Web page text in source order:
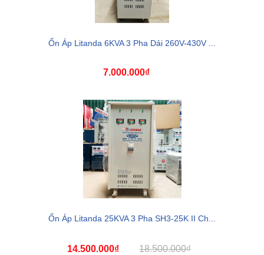
Ổn Áp Litanda 6KVA 3 Pha Dải 260V-430V ...
7.000.000₫
Ổn Áp Litanda 25KVA 3 Pha SH3-25K II Ch...
14.500.000₫ 18.500.000₫